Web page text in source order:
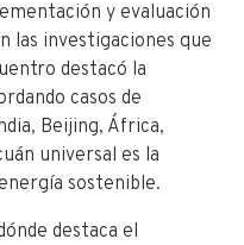
y evaluación
las investigaciones que
destacó la
casos de
Beijing, África,
universal es la
sostenible.
destaca el